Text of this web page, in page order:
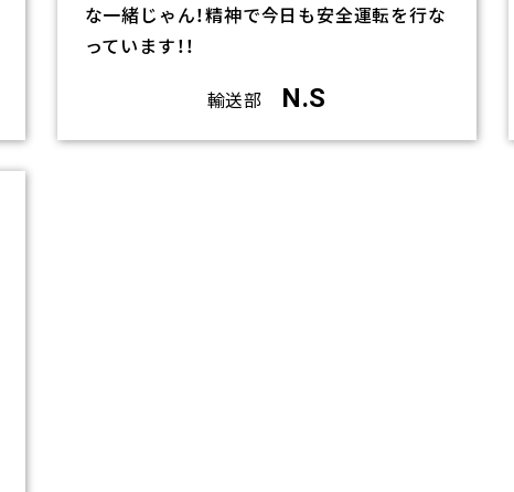
な一緒じゃん！精神で今日も安全運転を行な
っています！！
輸送部 N.S